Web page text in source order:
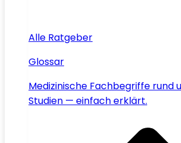
Alle Ratgeber
Glossar
Medizinische Fachbegriffe rund
Studien — einfach erklärt.